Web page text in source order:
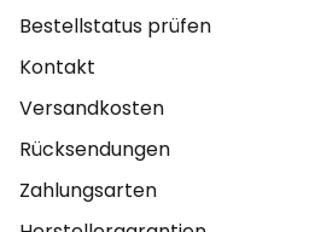
Bestellstatus prüfen
Kontakt
Versandkosten
Rücksendungen
Zahlungsarten